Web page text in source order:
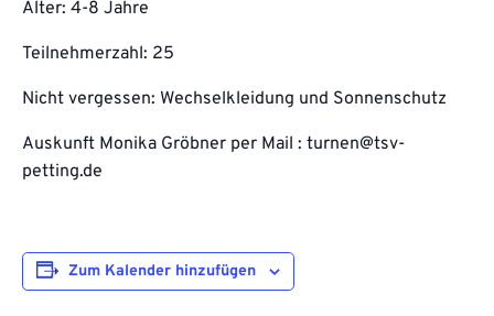
Alter: 4-8 Jahre
Teilnehmerzahl: 25
Nicht vergessen: Wechselkleidung und Sonnenschutz
Auskunft Monika Gröbner per Mail : turnen@tsv-
petting.de
Zum Kalender hinzufügen